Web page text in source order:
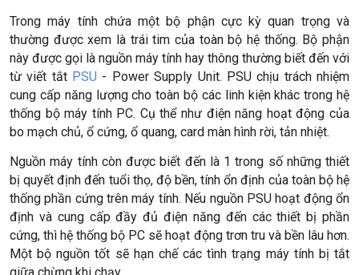
Trong máy tính chứa một bộ phận cực kỳ quan trọng và
thường được xem là trái tim của toàn bộ hệ thống. Bộ phận
này được gọi là nguồn máy tính hay thông thường biết đến với
từ viết tắt PSU - Power Supply Unit. PSU chịu trách nhiệm
cung cấp năng lượng cho toàn bộ các linh kiện khác trong hệ
thống bộ máy tính PC. Cụ thể như điện năng hoạt động của
bo mạch chủ, ổ cứng, ổ quang, card màn hình rời, tản nhiệt.
Nguồn máy tính còn được biết đến là 1 trong số những thiết
bị quyết định đến tuổi thọ, độ bền, tính ổn định của toàn bộ hệ
thống phần cứng trên máy tính. Nếu nguồn PSU hoạt động ổn
định và cung cấp đầy đủ điện năng đến các thiết bị phần
cứng, thì hệ thống bộ PC sẽ hoạt động trơn tru và bền lâu hơn.
Một bộ nguồn tốt sẽ hạn chế các tình trạng máy tính bị tắt